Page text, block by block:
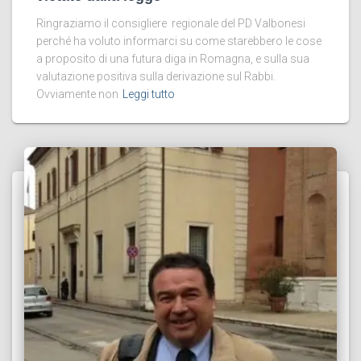
Ringraziamo il consigliere regionale del PD Valbonesi
perché ha voluto informarci su come starebbero le cose
a proposito di una futura diga in Romagna, e sulla sua
valutazione positiva sulla derivazione sul Rabbi.
Ovviamente non
Leggi tutto